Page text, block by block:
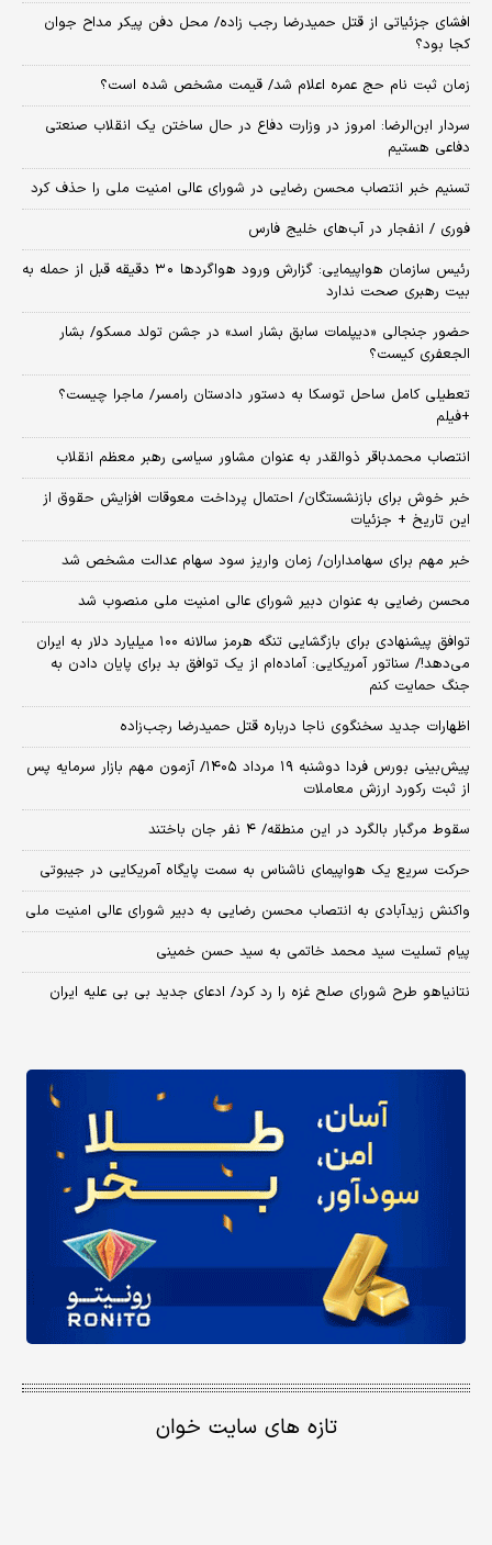
افشای جزئیاتی از قتل حمیدرضا رجب زاده/ محل دفن پیکر مداح جوان
کجا بود؟
زمان ثبت‌ نام حج عمره اعلام شد/ قیمت مشخص شده است؟
سردار ابن‌الرضا: امروز در وزارت دفاع در حال ساختن یک انقلاب صنعتی
دفاعی هستیم
تسنیم خبر انتصاب محسن رضایی در شورای عالی امنیت ملی را حذف کرد
فوری / انفجار در آب‌های خلیج فارس
رئیس سازمان هواپیمایی: گزارش ورود هواگردها ٣٠ دقیقه قبل از حمله به
بیت رهبری صحت ندارد
حضور جنجالی «دیپلمات سابق بشار اسد» در جشن تولد مسکو/ بشار
الجعفری کیست؟
تعطیلی کامل ساحل توسکا به دستور دادستان رامسر/ ماجرا چیست؟
+فیلم
انتصاب محمدباقر ذوالقدر به عنوان مشاور سیاسی رهبر معظم انقلاب
خبر خوش برای بازنشستگان/ احتمال پرداخت معوقات افزایش حقوق از
این تاریخ + جزئیات
خبر مهم برای سهامداران/ زمان واریز سود سهام عدالت مشخص شد
محسن رضایی به عنوان دبیر شورای عالی امنیت ملی منصوب شد
توافق پیشنهادی برای بازگشایی تنگه هرمز سالانه ۱۰۰ میلیارد دلار به ایران
می‌دهد!/ سناتور آمریکایی: آماده‌ام از یک توافق بد برای پایان دادن به
جنگ حمایت کنم
اظهارات جدید سخنگوی ناجا درباره قتل حمیدرضا رجب‌زاده
​پیش‌بینی بورس فردا دوشنبه ۱۹ مرداد ۱۴۰۵/ آزمون مهم بازار سرمایه پس
از ثبت رکورد ارزش معاملات
سقوط مرگبار بالگرد در این منطقه/ ۴ نفر جان باختند
حرکت سریع یک هواپیمای ناشناس به سمت پایگاه آمریکایی در جیبوتی
واکنش زیدآبادی به انتصاب محسن رضایی به دبیر شورای عالی امنیت ملی
پیام تسلیت سید محمد خاتمی به سید حسن خمینی
نتانیاهو طرح شورای صلح غزه را رد کرد/ ادعای جدید بی بی علیه ایران
تازه های سایت خوان